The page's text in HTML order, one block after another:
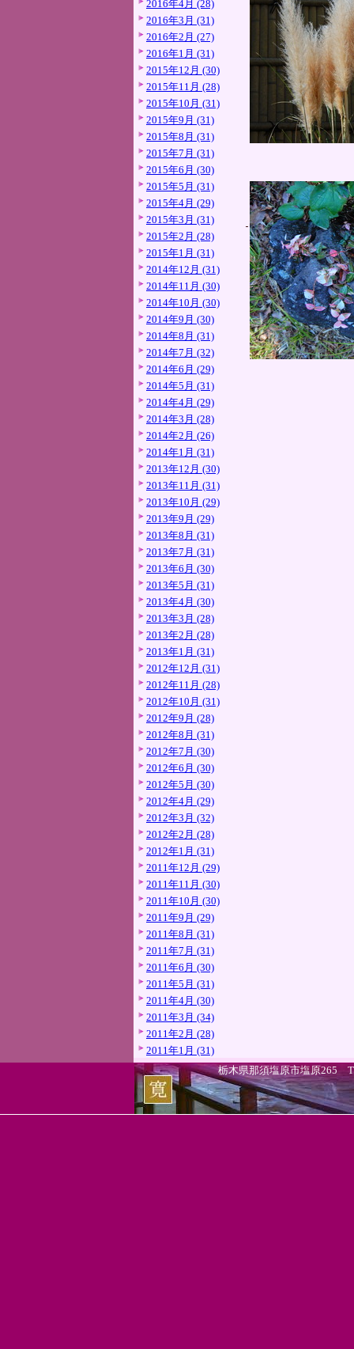
2016年4月 (28)
2016年3月 (31)
2016年2月 (27)
2016年1月 (31)
2015年12月 (30)
2015年11月 (28)
2015年10月 (31)
2015年9月 (31)
2015年8月 (31)
2015年7月 (31)
2015年6月 (30)
2015年5月 (31)
2015年4月 (29)
2015年3月 (31)
2015年2月 (28)
2015年1月 (31)
2014年12月 (31)
2014年11月 (30)
2014年10月 (30)
2014年9月 (30)
2014年8月 (31)
2014年7月 (32)
2014年6月 (29)
2014年5月 (31)
2014年4月 (29)
2014年3月 (28)
2014年2月 (26)
2014年1月 (31)
2013年12月 (30)
2013年11月 (31)
2013年10月 (29)
2013年9月 (29)
2013年8月 (31)
2013年7月 (31)
2013年6月 (30)
2013年5月 (31)
2013年4月 (30)
2013年3月 (28)
2013年2月 (28)
2013年1月 (31)
2012年12月 (31)
2012年11月 (28)
2012年10月 (31)
2012年9月 (28)
2012年8月 (31)
2012年7月 (30)
2012年6月 (30)
2012年5月 (30)
2012年4月 (29)
2012年3月 (32)
2012年2月 (28)
2012年1月 (31)
2011年12月 (29)
2011年11月 (30)
2011年10月 (30)
2011年9月 (29)
2011年8月 (31)
2011年7月 (31)
2011年6月 (30)
2011年5月 (31)
2011年4月 (30)
2011年3月 (34)
2011年2月 (28)
2011年1月 (31)
栃木県那須塩原市塩原265